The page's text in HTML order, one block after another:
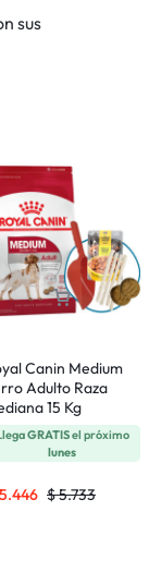
sus
Canin Medium
Adulto Raza
15 Kg
GRATISel próximo
lunes
$5.733
5.446